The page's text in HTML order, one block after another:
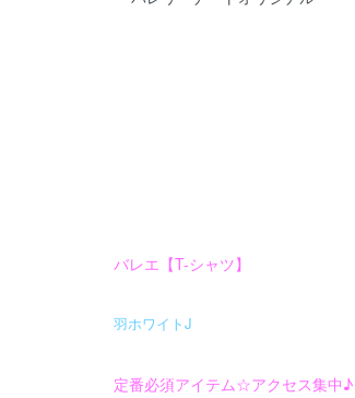
バレエ【T-シャツ】
羽ホワイトJ
定番必須アイテム☆アクセス集中♪